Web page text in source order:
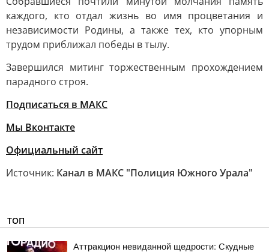
каждого, кто отдал жизнь во имя процветания и
независимости Родины, а также тех, кто упорным
трудом приближал победы в тылу.
Завершился митинг торжественным прохождением
парадного строя.
Подписаться в МАКС
Мы Вконтакте
Официальный сайт
Источник: Канал в МАКС "Полиция Южного Урала"
ТОП
Аттракцион невиданной щедрости: Скудные